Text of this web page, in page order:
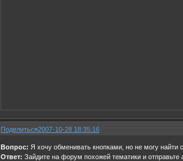
Поделиться2007-10-28 18:35:16
Вопрос: Я хочу обменивать кнопками, но не могу найти
Ответ: Зайдите на форум похожей тематики и